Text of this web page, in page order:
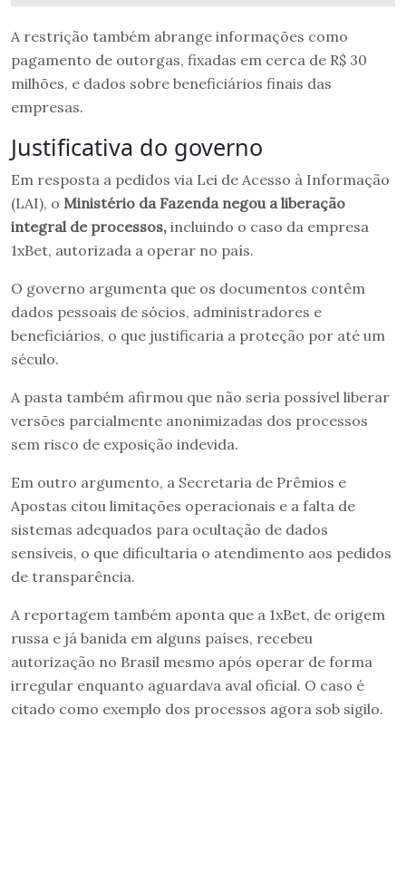
A restrição também abrange informações como
pagamento de outorgas, fixadas em cerca de R$ 30
milhões, e dados sobre beneficiários finais das
empresas.
Justificativa do governo
Em resposta a pedidos via Lei de Acesso à Informação
(LAI), o Ministério da Fazenda negou a liberação
integral de processos, incluindo o caso da empresa
1xBet, autorizada a operar no país.
O governo argumenta que os documentos contêm
dados pessoais de sócios, administradores e
beneficiários, o que justificaria a proteção por até um
século.
A pasta também afirmou que não seria possível liberar
versões parcialmente anonimizadas dos processos
sem risco de exposição indevida.
Em outro argumento, a Secretaria de Prêmios e
Apostas citou limitações operacionais e a falta de
sistemas adequados para ocultação de dados
sensíveis, o que dificultaria o atendimento aos pedidos
de transparência.
A reportagem também aponta que a 1xBet, de origem
russa e já banida em alguns países, recebeu
autorização no Brasil mesmo após operar de forma
irregular enquanto aguardava aval oficial. O caso é
citado como exemplo dos processos agora sob sigilo.